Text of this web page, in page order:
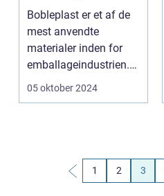
for Moderne
Virksomheder
Bobleplast er et af de
mest anvendte
materialer inden for
emballageindustrien.
Dets alsidighed, besk...
05 oktober 2024
1 2 3